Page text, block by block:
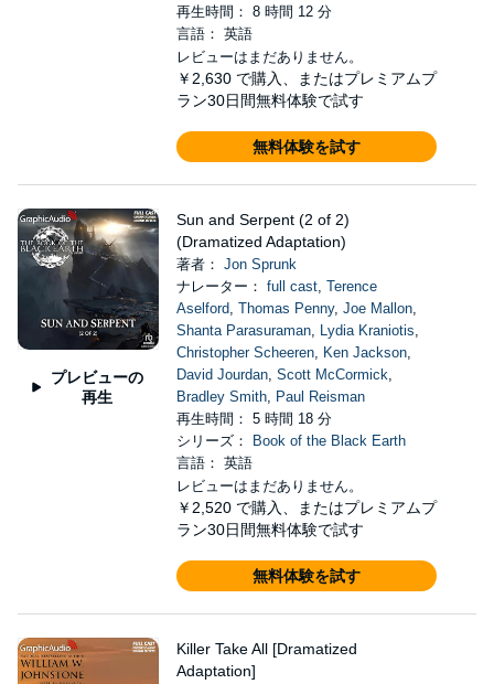
再生時間： 8 時間 12 分
言語： 英語
レビューはまだありません。
￥2,630 で購入、またはプレミアムプ
ラン30日間無料体験で試す
無料体験を試す
プレビューの
再生
Sun and Serpent (2 of 2)
(Dramatized Adaptation)
著者： Jon Sprunk
ナレーター： full cast, Terence
Aselford, Thomas Penny, Joe Mallon,
Shanta Parasuraman, Lydia Kraniotis,
Christopher Scheeren, Ken Jackson,
David Jourdan, Scott McCormick,
Bradley Smith, Paul Reisman
再生時間： 5 時間 18 分
シリーズ：
Book of the Black Earth
言語： 英語
レビューはまだありません。
￥2,520 で購入、またはプレミアムプ
ラン30日間無料体験で試す
無料体験を試す
Killer Take All [Dramatized
Adaptation]